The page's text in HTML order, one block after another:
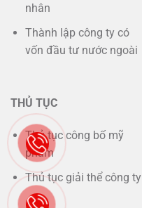
nhân
Thành lập công ty có
vốn đầu tư nước ngoài
THỦ TỤC
Thủ tục công bố mỹ
phẩm
Thủ tục giải thể công ty